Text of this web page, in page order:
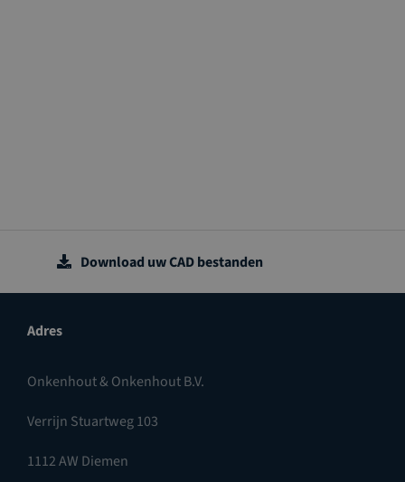
Download uw CAD bestanden
Adres
Onkenhout & Onkenhout B.V.
Verrijn Stuartweg 103
1112 AW Diemen